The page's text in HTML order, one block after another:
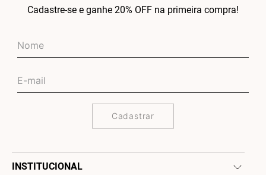
Cadastre-se e ganhe 20% OFF na primeira compra!
Cadastrar
INSTITUCIONAL